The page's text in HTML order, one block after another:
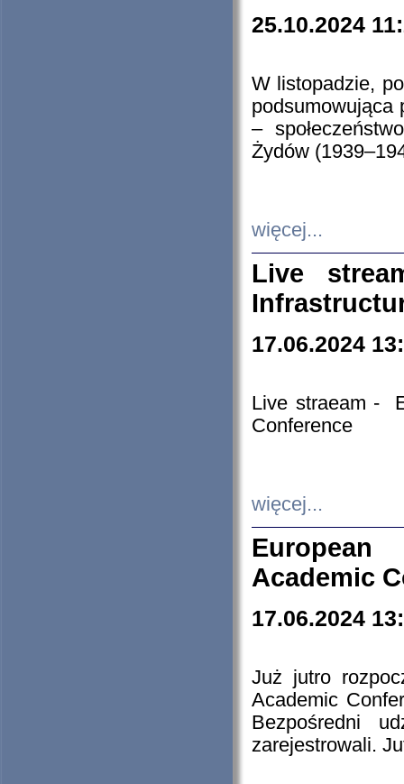
25.10.2024
W listopadzie,
podsumowująca
–
Żydów
więcej...
Live
17.06.2024
Live straeam -
Conference
więcej...
European
Academic
17.06.2024
Już jutro
Academic
Bezpośredni
zarejestrowali.